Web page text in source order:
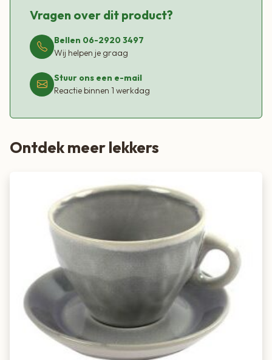
Vragen over dit product?
Bellen 06-2920 3497
Wij helpen je graag
Stuur ons een e-mail
Reactie binnen 1 werkdag
Ontdek meer lekkers